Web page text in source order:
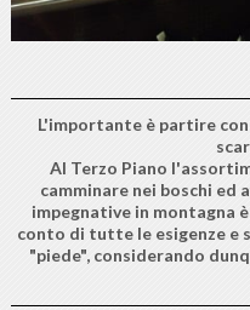
L'importante è partire
Al Terzo Piano
camminare nei boschi ed
impegnative in montagna
conto di tutte le esigenze
"piede", considerando